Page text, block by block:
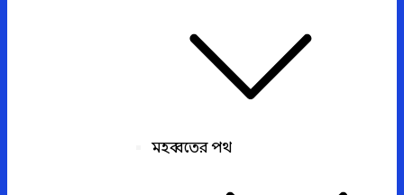
মহব্বতের পথ